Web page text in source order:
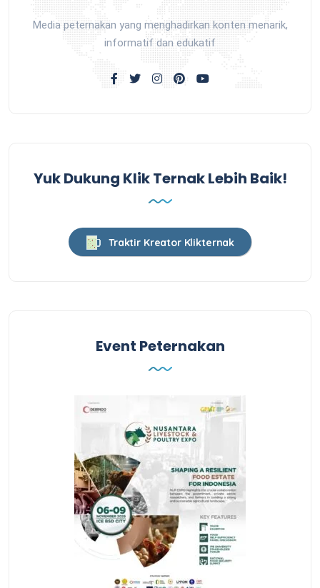
Media peternakan yang menghadirkan konten menarik,
informatif dan edukatif
Yuk Dukung Klik Ternak Lebih Baik!
Traktir Kreator Klikternak
Event Peternakan